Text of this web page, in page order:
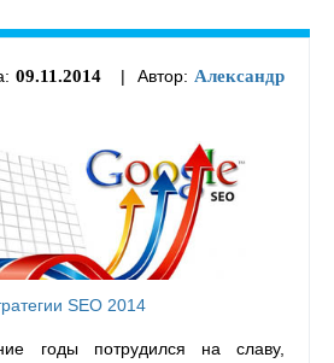
09.11.2014 | Автор: Александр
SEO 2014
годы потрудился на славу,